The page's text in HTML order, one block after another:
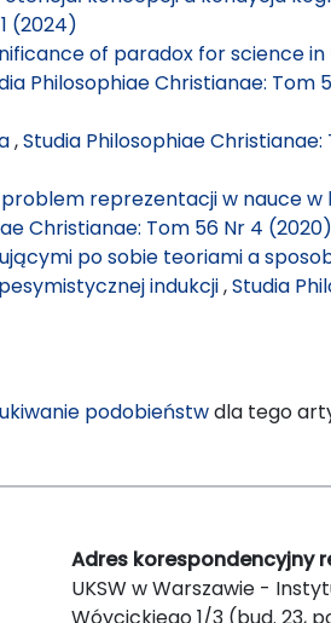
(2024)
of paradox for science
Philosophiae Christianae: Tom
,Studia Philosophiae Christianae:
reprezentacji w nauce w
Christianae: Tom 56 Nr 4 (2020)
po sobie teoriami a
indukcji,Studia
podobieństwdla tego
Adres korespondencyjny
UKSW w Warszawie -